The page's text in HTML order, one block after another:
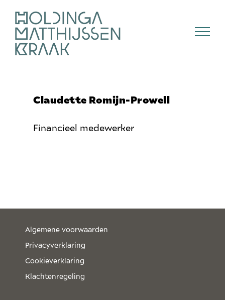
content
Claudette Romijn-Prowell
Financieel medewerker
Algemene voorwaarden
Privacyverklaring
Cookieverklaring
Klachtenregeling